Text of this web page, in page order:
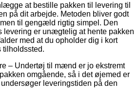
at bestille pakken til levering til
på dit arbejde. Metoden bliver godt
til gengæld rigtig simpel. Den
levering er unægtelig at hente pakken
med at du opholder dig i kort
tilholdssted.
– Undertøj til mænd er jo ekstremt
omgående, så i det øjemed er
leveringstiden på den